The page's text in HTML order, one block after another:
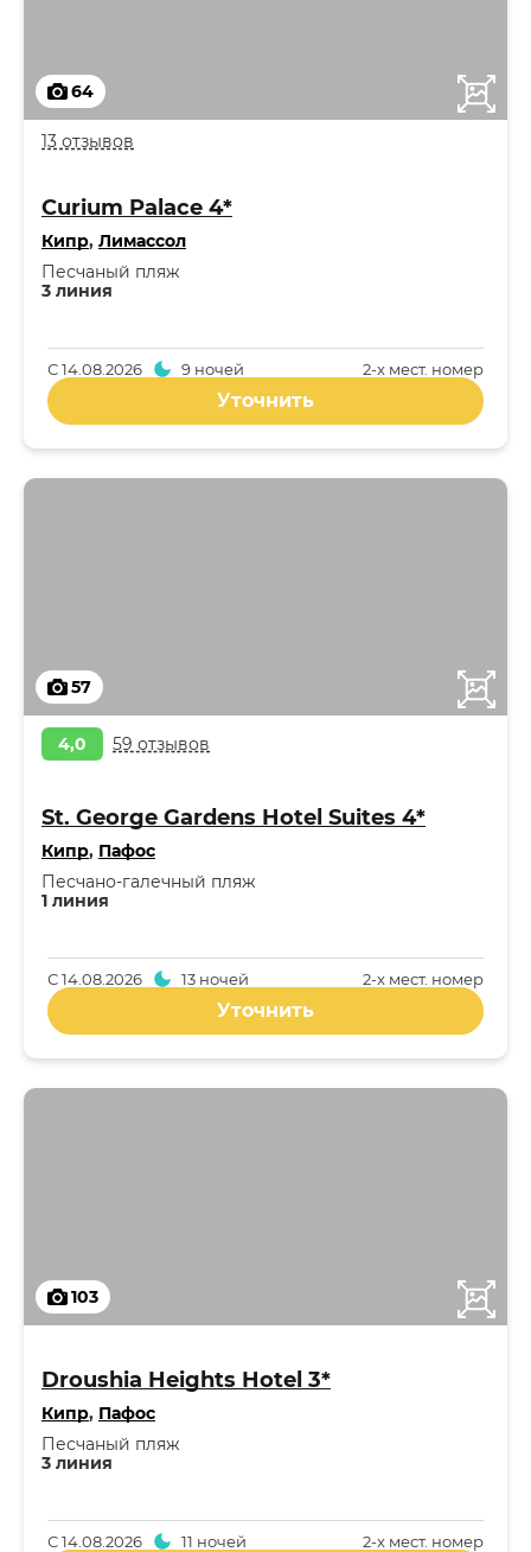
64
13 отзывов
Curium Palace 4*
Кипр, Лимассол
3 линия
Песчаный пляж
2-x мест. номер
С14.08.2026 9 ночей
Уточнить
57
4,0 59 отзывов
St. George Gardens Hotel Suites 4*
Кипр, Пафос
1 линия
Песчано-галечный пляж
2-x мест. номер
С14.08.2026 13 ночей
Уточнить
103
Droushia Heights Hotel 3*
Кипр, Пафос
3 линия
Песчаный пляж
2-x мест. номер
С14.08.2026 11 ночей